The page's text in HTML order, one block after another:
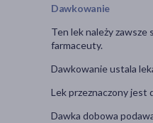
Dawkowanie
Ten lek należy zawsze
farmaceuty.
Dawkowanie ustala
Lek przeznaczony jest
Dawka dobowa